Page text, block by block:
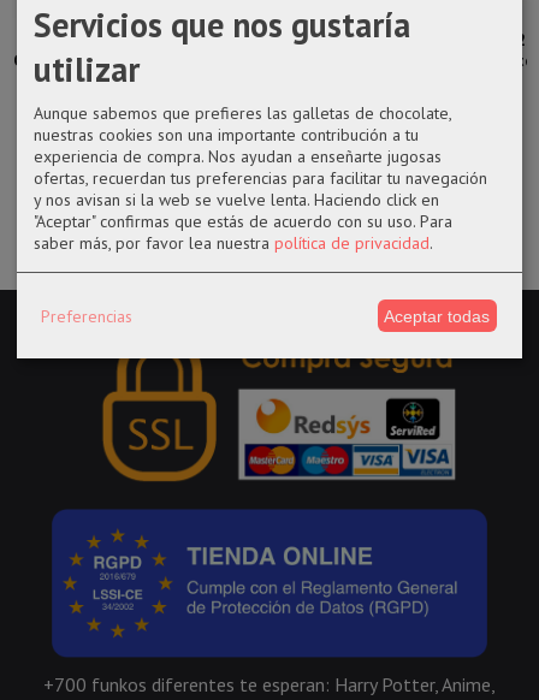
Llavero GoT
Casa Targaryen
3,25 €
funko pop 24
14,50 €
Funko pop
14,50 €
funko POP 223
BTS Dynamite
14,50 €
+700 funkos diferentes te esperan: Harry Potter, Anime,
Servicios que nos gustaría
utilizar
Aunque sabemos que prefieres las galletas de chocolate,
nuestras cookies son una importante contribución a tu
experiencia de compra. Nos ayudan a enseñarte jugosas
ofertas, recuerdan tus preferencias para facilitar tu navegación
y nos avisan si la web se vuelve lenta. Haciendo click en
"Aceptar" confirmas que estás de acuerdo con su uso. Para
saber más, por favor lea nuestra política de privacidad.
Preferencias Aceptar todas